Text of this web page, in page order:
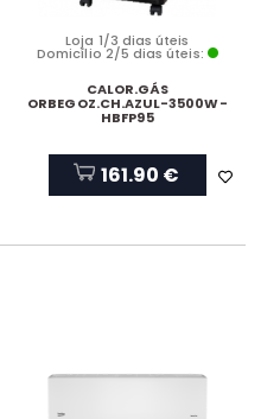
Loja 1/3 dias úteis
Domicílio 2/5 dias úteis:
CALOR.GÁS
ORBEGOZ.CH.AZUL-3500W-
HBFP95
161.90 €